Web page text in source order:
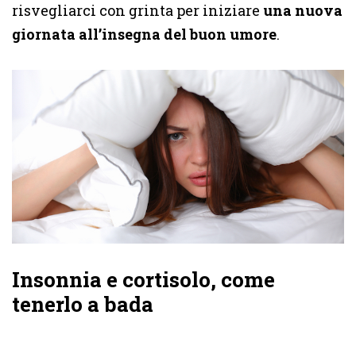
risvegliarci con grinta per iniziare una nuova
giornata all’insegna del buon umore.
Insonnia e cortisolo, come
tenerlo a bada